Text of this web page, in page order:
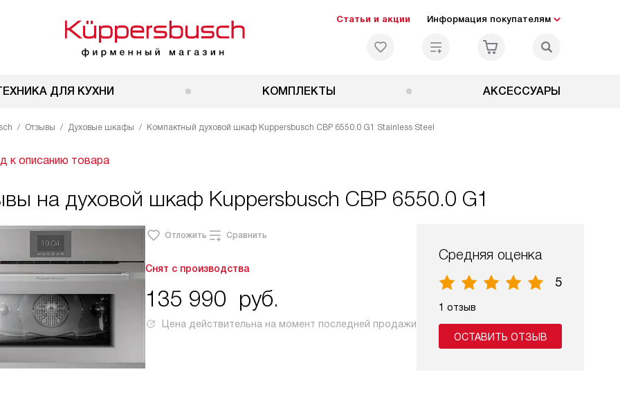
Статьи и акции Информация покупателям
ДЛЯ КУХНИ КОМПЛЕКТЫ АКСЕССУАРЫ
Отзывы Духовые шкафы Компактный духовой шкаф Kuppersbusch CBP 6550.0 G1 Stainless Steel
к описанию товара
на духовой шкаф Kuppersbusch CBP 6550.0 G1
Отложить Сравнить
Снят с производства
135 990 руб.
Цена действительна на момент последней продажи
Средняя оценка
5
1 отзыв
ОСТАВИТЬ ОТЗЫВ